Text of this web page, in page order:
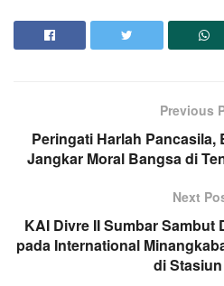
Previous
Peringati Harlah
Jangkar Moral Bangsa di
Next
KAI Divre II Sumbar Sambut
pada International
di